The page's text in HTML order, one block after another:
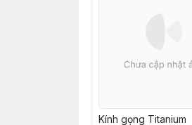
Kính gọng Titanium